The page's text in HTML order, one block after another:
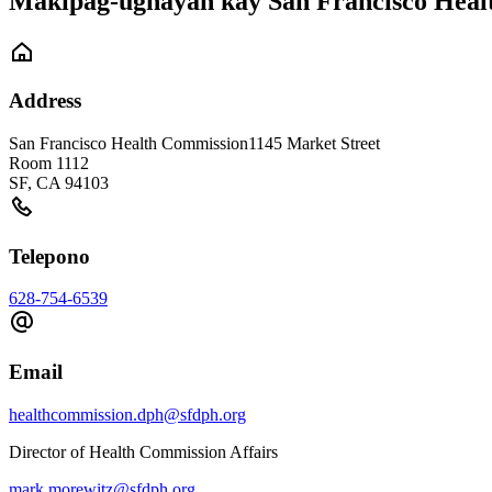
Address
San Francisco Health Commission1145 Market Street
Room 1112
SF, CA 94103
Telepono
628-754-6539
Email
healthcommission.dph@sfdph.org
Director of Health Commission Affairs